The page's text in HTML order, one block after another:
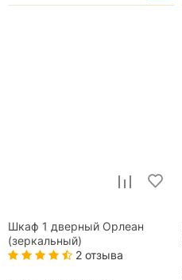
Шкаф 1 дверный Орлеан
(зеркальный)
2 отзыва